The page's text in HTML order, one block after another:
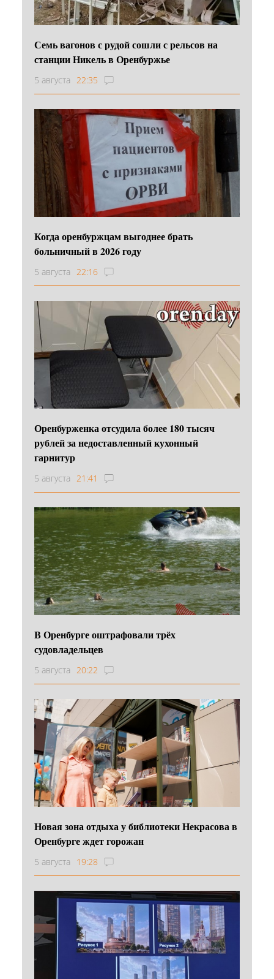
Семь вагонов с рудой сошли с рельсов на
станции Никель в Оренбуржье
5 августа 22:35
Когда оренбуржцам выгоднее брать
больничный в 2026 году
5 августа 22:16
Оренбурженка отсудила более 180 тысяч
рублей за недоставленный кухонный
гарнитур
5 августа 21:41
В Оренбурге оштрафовали трёх
судовладельцев
5 августа 20:22
Новая зона отдыха у библиотеки Некрасова в
Оренбурге ждет горожан
5 августа 19:28